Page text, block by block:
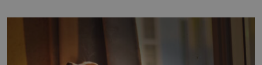
povaze, ale i v potřebách naší pokožky. Ohnivá znamení
Ženy narozené ve znamení Berana, Lva a Střelce v sobě
nesou žár, odvahu a neutuchající elán. Vaše